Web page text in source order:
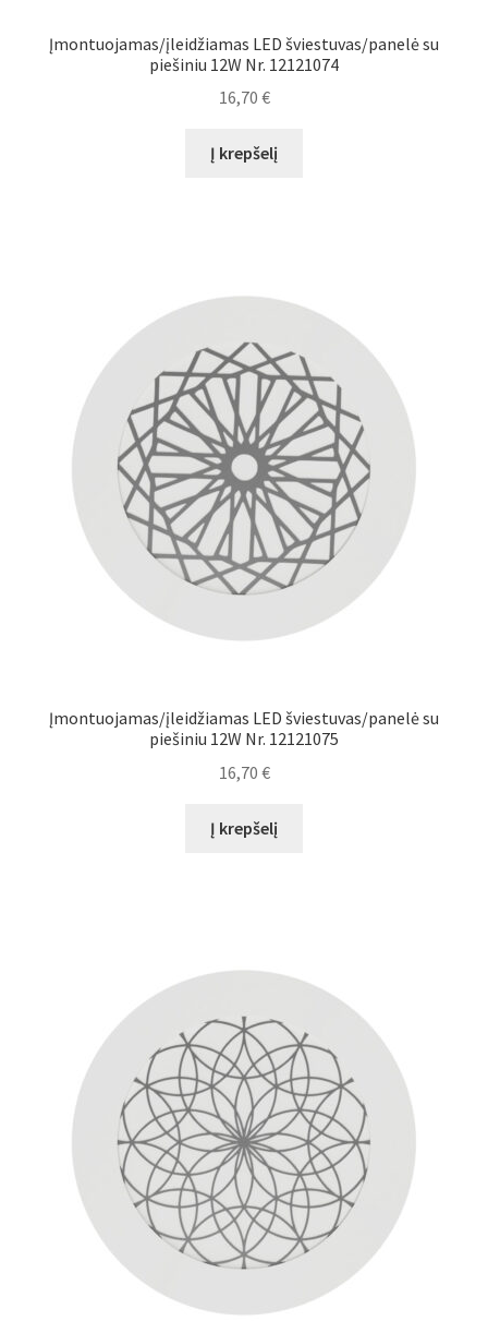
Įmontuojamas/įleidžiamas LED šviestuvas/panelė su
piešiniu 12W Nr. 12121074
16,70 €
Į krepšelį
Įmontuojamas/įleidžiamas LED šviestuvas/panelė su
piešiniu 12W Nr. 12121075
16,70 €
Į krepšelį